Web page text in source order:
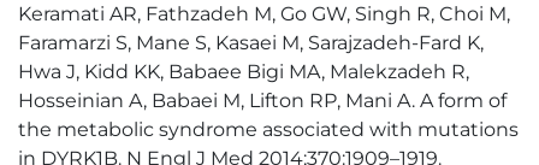
Keramati AR, Fathzadeh M, Go GW, Singh R, Choi M,
Faramarzi S, Mane S, Kasaei M, Sarajzadeh-Fard K,
Hwa J, Kidd KK, Babaee Bigi MA, Malekzadeh R,
Hosseinian A, Babaei M, Lifton RP, Mani A. A form of
the metabolic syndrome associated with mutations
in DYRK1B. N Engl J Med 2014;370:1909–1919.